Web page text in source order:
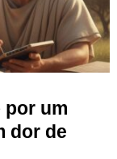
por um
dor de